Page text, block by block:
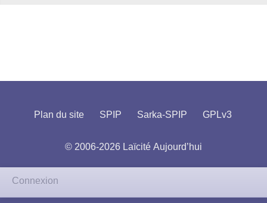
Plan du site SPIP Sarka-SPIP GPLv3
© 2006-2026 Laïcité Aujourd’hui
Connexion